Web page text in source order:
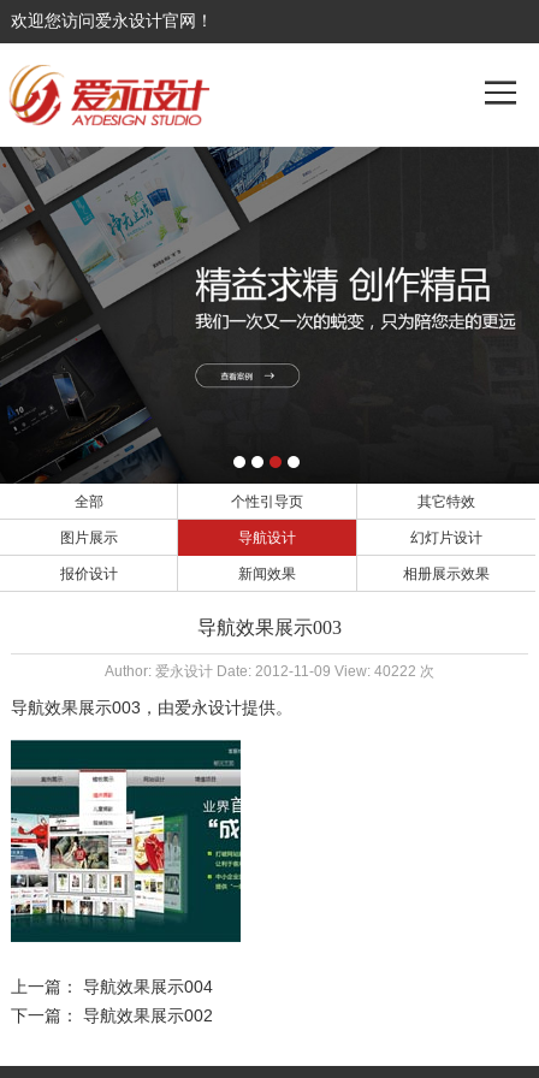
欢迎您访问爱永设计官网！
全部 个性引导页 其它特效
图片展示 导航设计 幻灯片设计
报价设计 新闻效果 相册展示效果
导航效果展示003
Author: 爱永设计 Date: 2012-11-09 View: 40222 次
导航效果展示003 ，由爱永设计提供。
上一篇：
导航效果展示004
下一篇：
导航效果展示002